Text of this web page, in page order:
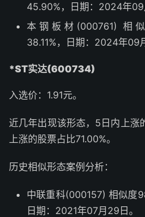
45.90%，日期：2024年09
本钢板材(000761) 相
38.11%，日期：2024年09
*ST实达(600734)
入选价：1.91元。
近几年出现该形态，5日内上涨
上涨的股票占比71.00%。
历史相似形态案例分析：
中联重科(000157) 相似度
日期：2021年07月29日。